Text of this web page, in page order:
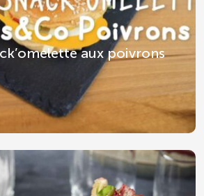
aux poivrons